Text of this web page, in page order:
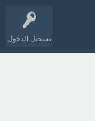
تسجيل الدخول